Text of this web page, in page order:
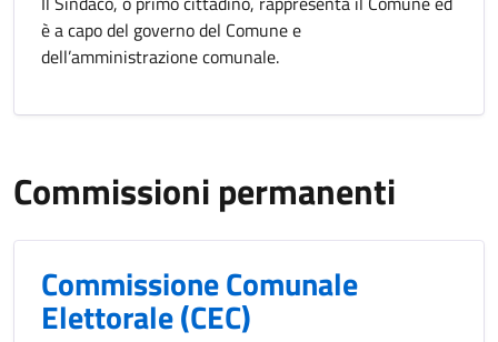
è a capo del governo del Comune e
dell’amministrazione comunale.
Commissioni permanenti
Commissione Comunale
Elettorale (CEC)